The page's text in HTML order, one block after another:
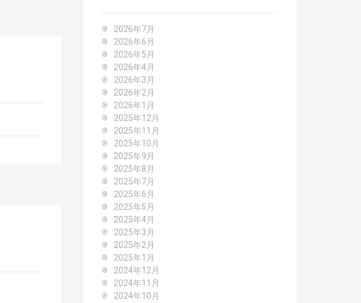
2026年7月
2026年6月
2026年5月
2026年4月
2026年3月
2026年2月
2026年1月
2025年12月
2025年11月
2025年10月
2025年9月
2025年8月
2025年7月
2025年6月
2025年5月
2025年4月
2025年3月
2025年2月
2025年1月
2024年12月
2024年11月
2024年10月